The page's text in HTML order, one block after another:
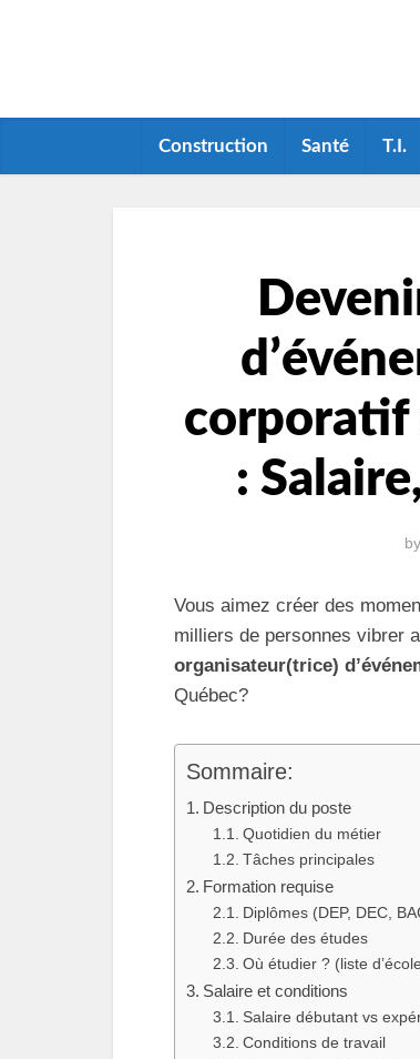
Construction Santé T.I.
corporatif
:
by
Vous aimez créer des
milliers de personnes vibrer
organisateur(trice)
Québec?
Sommaire:
Description du poste
Quotidien du métier
Tâches principales
Formation requise
Diplômes (DEP, DEC,
Durée des études
Où étudier ? (liste
Salaire et conditions
Salaire débutant vs
Conditions de travail